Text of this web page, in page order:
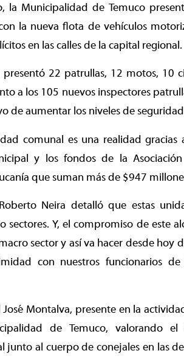
la Municipalidad de Temuco
la nueva flota de vehículos
en las calles de la capital regional.
presentó 22 patrullas, 12 motos, 10
a los 105 nuevos inspectores
de aumentar los niveles de
comunal es una realidad gracias
y los fondos de la
que suman más de $947
Neira detalló que estas
sectores. Y, el compromiso de este
sector y así va hacer desde hoy
con nuestros funcionarios
José Montalva, presente en la
de Temuco, valorando
junto al cuerpo de conejales en las